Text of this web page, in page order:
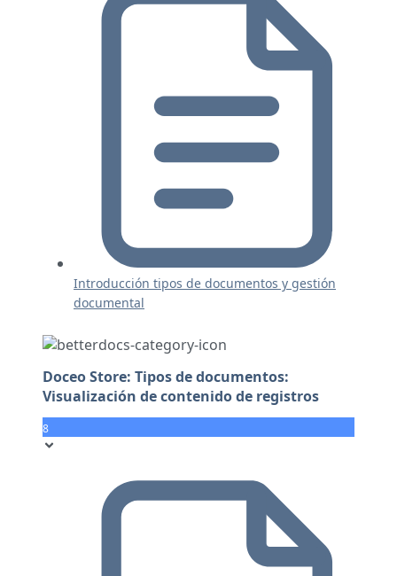
Introducción tipos de documentos y gestión
documental
Doceo Store: Tipos de documentos:
Visualización de contenido de registros
8